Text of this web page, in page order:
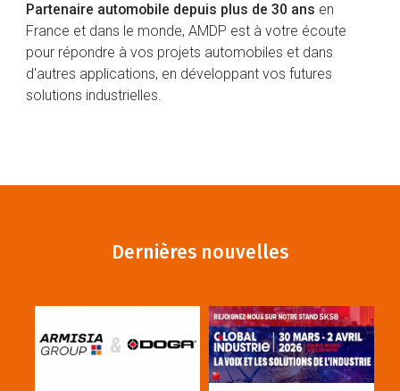
Partenaire automobile depuis plus de 30 ans en
France et dans le monde, AMDP est à votre écoute
pour répondre à vos projets automobiles et dans
d'autres applications, en développant vos futures
solutions industrielles.
Dernières nouvelles